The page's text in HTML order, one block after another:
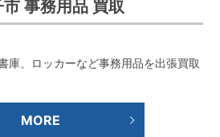
市 事務用品 買取
庫、ロッカーなど事務用品を出張買取
MORE